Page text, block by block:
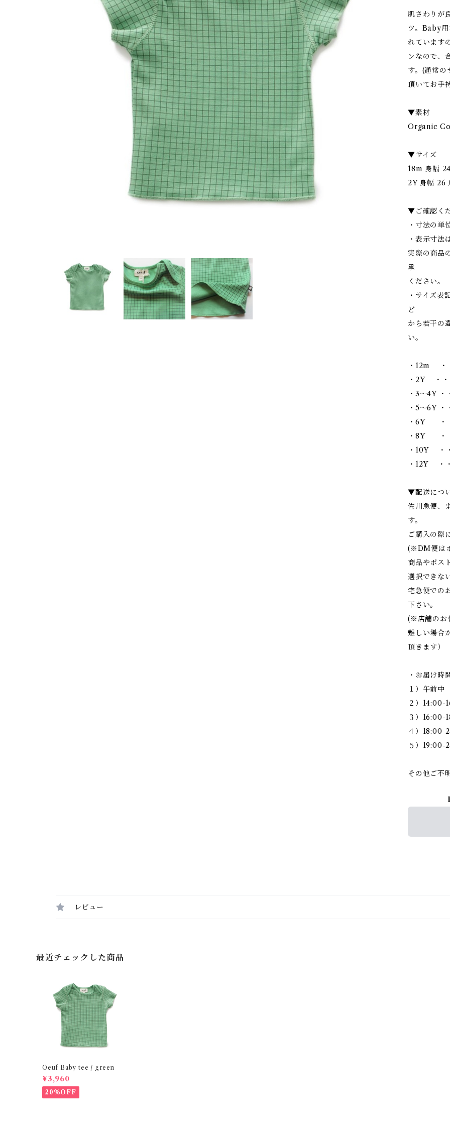
肌さわりが
ツ。Baby
れています
ンなので、
す。(通常の
頂いてお手
▼素材
Organic
▼サイズ
18m 身幅
2Y 身幅 26
▼ご確認く
・寸法の単
・表示寸法
実際の商品
承
ください。
・サイズ表
ど
から若干の
い。
・12m
・2Y ・
・3～4Y
・5～6Y
・6Y ・
・8Y ・
・10Y ・
・12Y ・
▼配送につ
佐川急便、
す。
ご購入の際
(※DM便は
商品やポス
選択できな
宅急便での
下さい。
(※店舗のお
難しい場合
頂きます）
・お届け時
１）午前中
２）14:00-
３）16:00-
４）18:00-
５）19:00-
その他ご不
レビュー
最近チェックした商品
Oeuf Baby tee / green
¥3,960
20%OFF